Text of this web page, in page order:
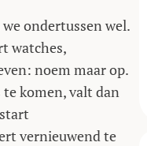
ondertussen wel.
watches,
noem maar op.
komen, valt dan
vernieuwend te